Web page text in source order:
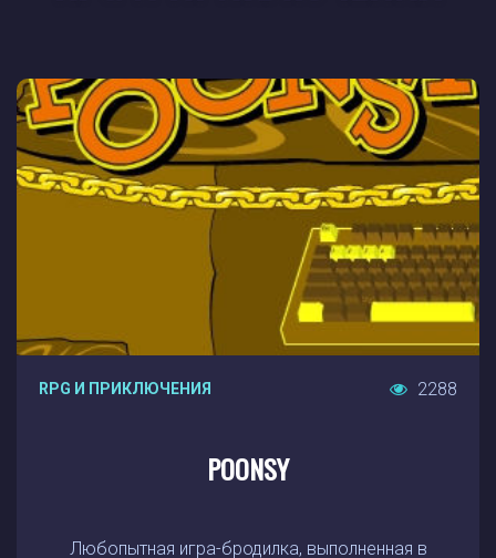
RPG И ПРИКЛЮЧЕНИЯ 2288
POONSY
Любопытная игра-бродилка, выполненная в